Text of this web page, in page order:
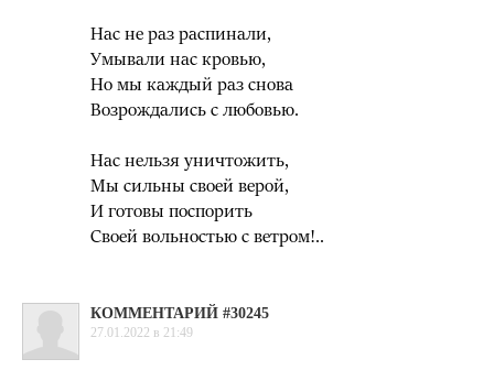
Нас не раз распинали,
Умывали нас кровью,
Но мы каждый раз снова
Возрождались с любовью.
Нас нельзя уничтожить,
Мы сильны своей верой,
И готовы поспорить
Своей вольностью с ветром!..
КОММЕНТАРИЙ #30245
27.01.2022 в 21:49